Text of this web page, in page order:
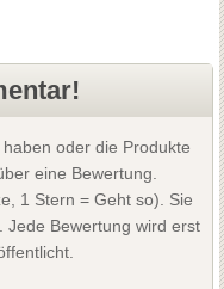
oder die Produkte
eine Bewertung.
1 Stern = Geht so). Sie
Jede Bewertung wird erst